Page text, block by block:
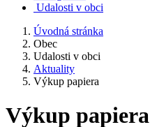
Udalosti v obci
Úvodná stránka
Obec
Udalosti v obci
Aktuality
Výkup papiera
Výkup papiera